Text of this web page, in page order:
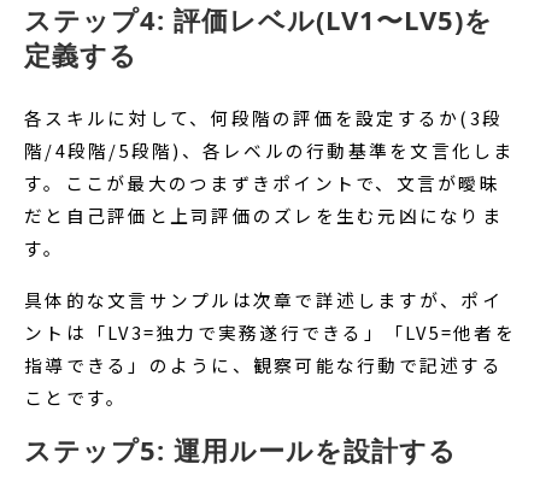
ステップ4: 評価レベル(LV1〜LV5)を
定義する
各スキルに対して、何段階の評価を設定するか(3段
階/4段階/5段階)、各レベルの行動基準を文言化しま
す。ここが最大のつまずきポイントで、文言が曖昧
だと自己評価と上司評価のズレを生む元凶になりま
す。
具体的な文言サンプルは次章で詳述しますが、ポイ
ントは「LV3=独力で実務遂行できる」「LV5=他者を
指導できる」のように、観察可能な行動で記述する
ことです。
ステップ5: 運用ルールを設計する